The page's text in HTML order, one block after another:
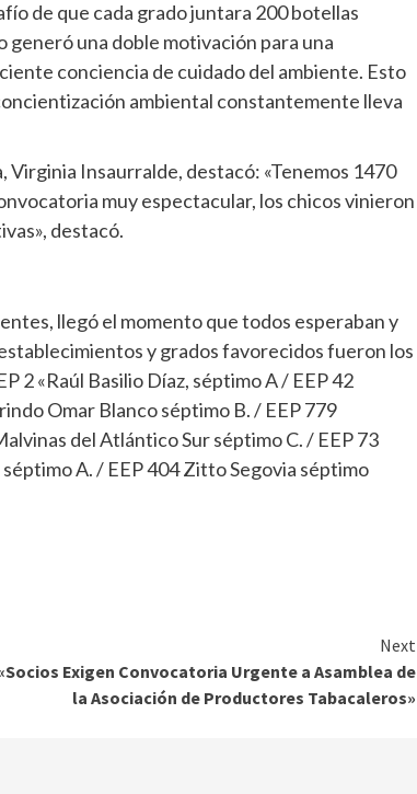
de que cada grado juntara 200 botellas
generó una doble motivación para una
conciencia de cuidado del ambiente. Esto
ambiental constantemente lleva
Insaurralde, destacó: «Tenemos 1470
muy espectacular, los chicos vinieron
destacó.
llegó el momento que todos esperaban y
y grados favorecidos fueron los
2 «Raúl Basilio Díaz, séptimo A / EEP 42
Omar Blanco séptimo B. / EEP 779
del Atlántico Sur séptimo C. / EEP 73
A. / EEP 404 Zitto Segovia séptimo
Next
Exigen Convocatoria Urgente a Asamblea de
la Asociación de Productores Tabacaleros»